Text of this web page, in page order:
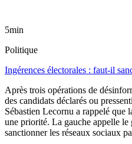
5min
Politique
Ingérences électorales : faut-il
Après trois opérations de
des candidats déclarés ou
Sébastien Lecornu a rappelé que
une priorité. La gauche appelle le
sanctionner les réseaux sociaux